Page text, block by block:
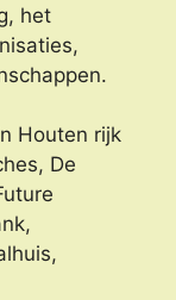
het
Houten rijk
De